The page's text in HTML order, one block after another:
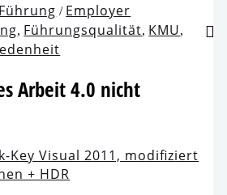
/ Employer
, Führungsqualität, KMU,
Arbeit 4.0 nicht